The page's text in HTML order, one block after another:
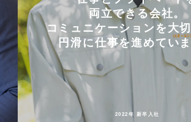
両立できる会社。
コミュニケーションを大
円滑に仕事を進めていま
2022年 新卒入社